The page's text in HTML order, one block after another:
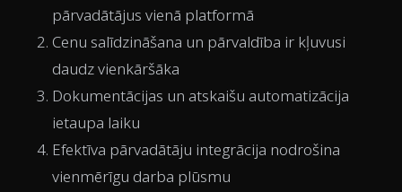
pārvadātājus vienā platformā
Cenu salīdzināšana un pārvaldība ir kļuvusi
daudz vienkāršāka
Dokumentācijas un atskaišu automatizācija
ietaupa laiku
Efektīva pārvadātāju integrācija nodrošina
vienmērīgu darba plūsmu